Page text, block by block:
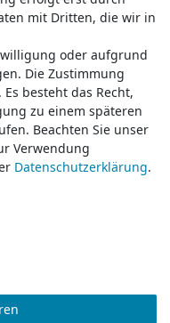
und 3 Bewertungsplattformen
mit Dritten, die wir in
oder aufgrund
Die Zustimmung
besteht das Recht,
zu einem späteren
Beachten Sie unser
Verwendung
Daten­schutz­erklärung.
mit Dritten, die wir in
oder aufgrund
Die Zustimmung
besteht das Recht,
zu einem späteren
Beachten Sie unser
Verwendung
Daten­schutz­erklärung.